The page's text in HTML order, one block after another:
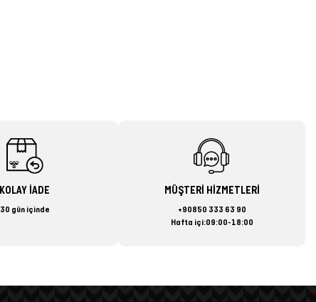
KOLAY İADE
30 gün içinde
MÜŞTERİ HİZMETLERİ
+90850 333 63 90
Hafta içi:09:00-18:00